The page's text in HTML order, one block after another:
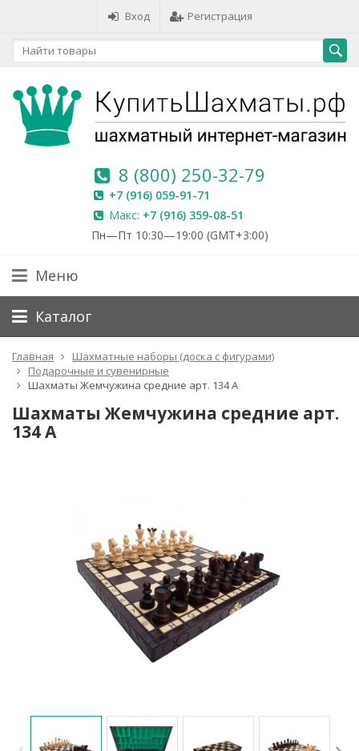
Вход Регистрация
8 (800) 250-32-79
+7 (916) 059-91-71
Макс: +7 (916) 359-08-51
Пн—Пт 10:30—19:00 (GMT+3:00)
Меню
Каталог
Главная
Шахматные наборы (доска с фигурами)
Подарочные и сувенирные
Шахматы Жемчужина средние арт. 134 А
Шахматы Жемчужина средние арт.
134 А